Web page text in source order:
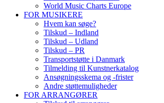
World Music Charts Europe
FOR MUSIKERE
Hvem kan søge?
Tilskud – Indland
Tilskud – Udland
Tilskud – PR
Transportstøtte i Danmark
Tilmelding til Kunstnerkatalog
Ansøgningsskema og -frister
Andre støttemuligheder
FOR ARRANGØRER